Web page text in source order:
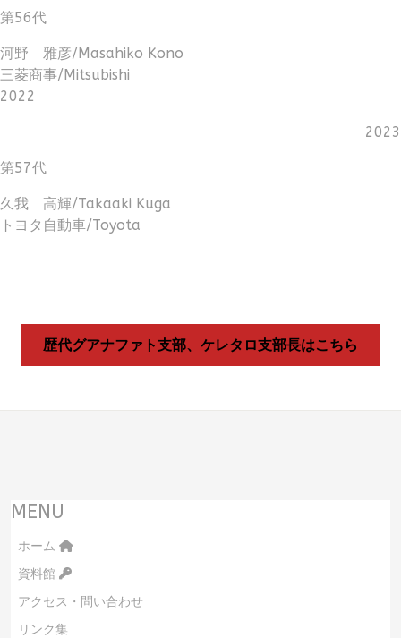
第56代
河野 雅彦/Masahiko Kono
三菱商事/Mitsubishi
2022
2023
第57代
久我 高輝/Takaaki Kuga
トヨタ自動車/Toyota
歴代グアナファト支部、ケレタロ支部長はこちら
MENU
ホーム
資料館
アクセス・問い合わせ
リンク集